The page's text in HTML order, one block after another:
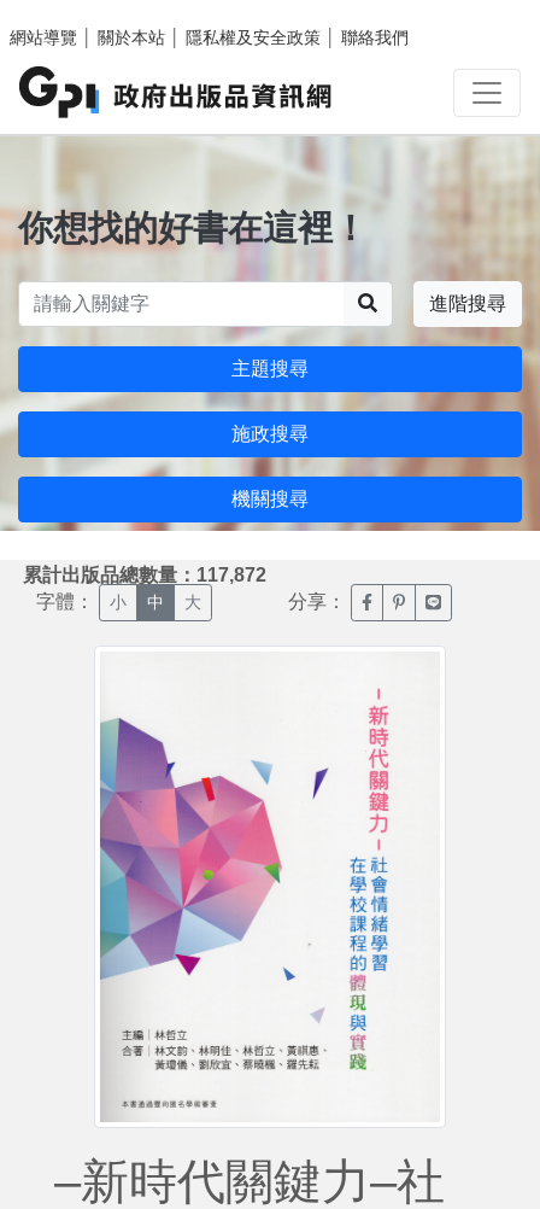
網站導覽
關於本站 隱私權及安全政策 聯絡我們
你想找的好書在這裡！
進階搜尋
主題搜尋
施政搜尋
機關搜尋
累計出版品總數量：117,872
字體： 小 中 大 分享： 臉書分享(另開新視窗)
噗浪分享(另開新
Line分享(另
–新時代關鍵力–社